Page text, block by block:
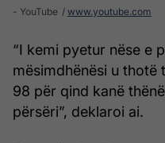
- YouTube www.youtube.com
“I kemi pyetur nëse e
mësimdhënësi u thotë
98 për qind kanë
përsëri”, deklaroi ai.